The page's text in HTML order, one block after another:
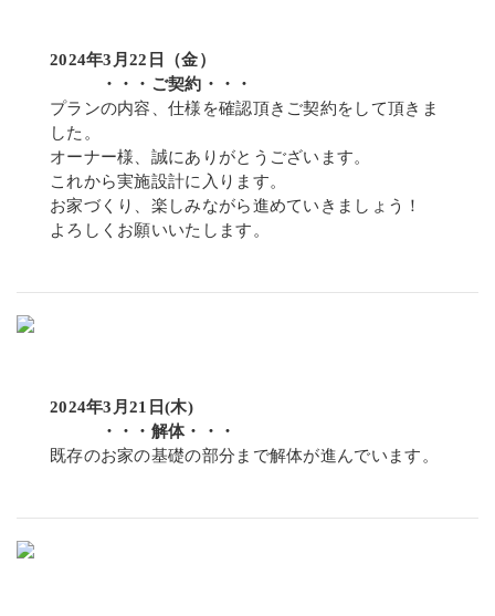
2024年3月22日（金）
・・・ご契約・・・
プランの内容、仕様を確認頂きご契約をして頂きま
した。
オーナー様、誠にありがとうございます。
これから実施設計に入ります。
お家づくり、楽しみながら進めていきましょう！
よろしくお願いいたします。
2024年3月21日(木)
・・・解体・・・
既存のお家の基礎の部分まで解体が進んでいます。